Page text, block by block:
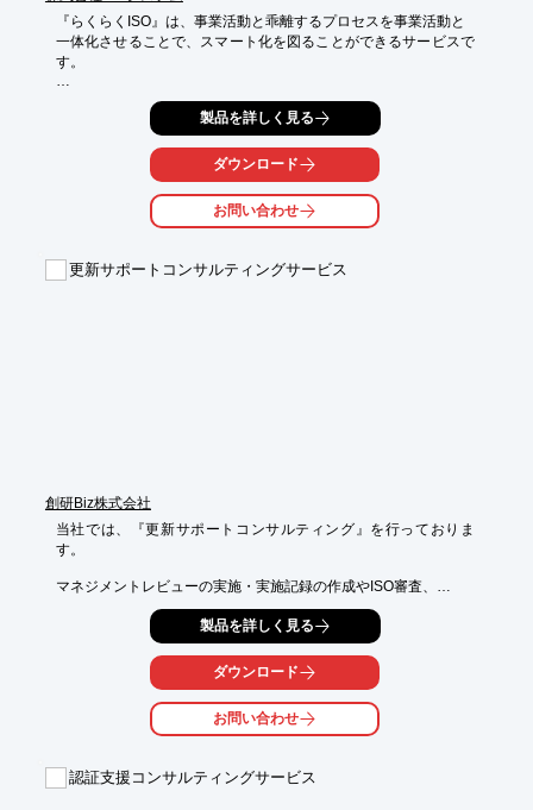
※詳しくはお問い合わせ、もしくはカタログをダウンロードして
ください。
『らくらくISO』は、事業活動と乖離するプロセスを事業活動と
一体化させることで、スマート化を図ることができるサービスで
す。
調査表にご記入いただくだけで、ご負担のない仕組みに改善する
すべての文書、記録様式をご提供しますので安心です。
ご要望の際はお気軽に、お問い合わせください。
■調査表にご記入いただくだけで、ご負担のない仕組みに改善
■お客様のマニュアルをもとに内部監査員教育を実施
製品を詳しく見る
ダウンロード
お問い合わせ
更新サポートコンサルティングサービス
創研Biz株式会社
当社では、『更新サポートコンサルティング』を行っておりま
す。
マネジメントレビューの実施・実施記録の作成やISO審査、
審査結果の確認・指摘事項のへの対応などのサポートを実施。
また、審査機関のご紹介も可能となっております。
ご要望の際はお気軽にお問い合わせください。
【こんなお悩みに】
■審査費用の見直し(削減)がしたい
■ISO活動のマンネリ化を打破したい
製品を詳しく見る
ダウンロード
お問い合わせ
認証支援コンサルティングサービス